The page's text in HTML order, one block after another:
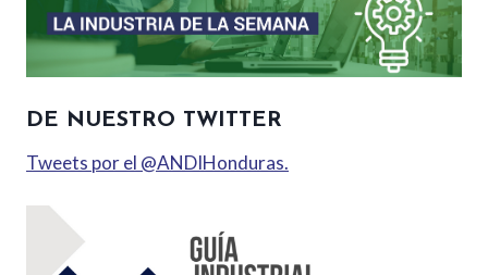
DE NUESTRO TWITTER
Tweets por el @ANDIHonduras.